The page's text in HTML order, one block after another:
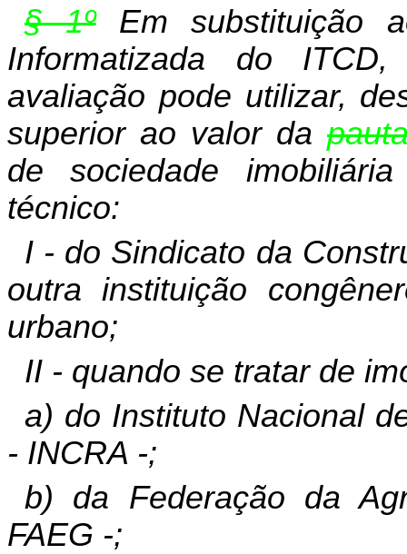
§ 1ºEm substituição
Informatizada do
avaliação pode utilizar,
superior ao valor da
de sociedade
técnico:
I - do Sindicato da
outra instituição
urbano;
II - quando se tratar de
a) do Instituto Nacional
- INCRA -;
b) da Federação da
FAEG -;